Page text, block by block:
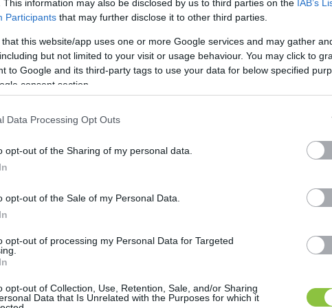
This information may also be disclosed by us to third parties on the IAB’s
Participants that may further disclose it to other third parties.
that this website/app uses one or more Google services and may gather
but not limited to your visit or usage behaviour. You may click to
to Google and its third-party tags to use your data for below specified
consent section.
Data Processing Opt Outs
opt-out of the Sharing of my personal data.
opt-out of the Sale of my Personal Data.
opt-out of processing my Personal Data for Targeted
opt-out of Collection, Use, Retention, Sale, and/or Sharing
Data that Is Unrelated with the Purposes for which it
decemberében felmentettek tisztségéből. A
érintettek és a nyomozó hatóság ismerik el a
jutott, közvádra üldözendő bűncselekmények